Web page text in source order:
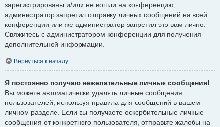
зарегистрированы и/или не вошли на конференцию,
администратор запретил отправку личных сообщений на всей
конференции или же администратор запретил это вам лично.
Свяжитесь с администратором конференции для получения
дополнительной информации.
Вернуться к началу
Я постоянно получаю нежелательные личные сообщения!
Вы можете автоматически удалять личные сообщения
пользователей, используя правила для сообщений в вашем
личном разделе. Если вы получаете оскорбительные личные
сообщения от конкретного пользователя, отправьте жалобы на